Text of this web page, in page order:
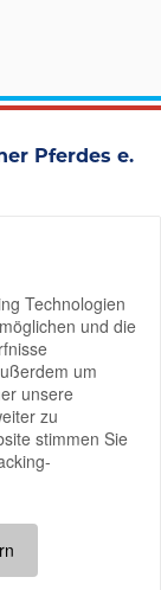
Pferdes e.
Governance
Technologien
und die
um
unsere
zu
stimmen Sie